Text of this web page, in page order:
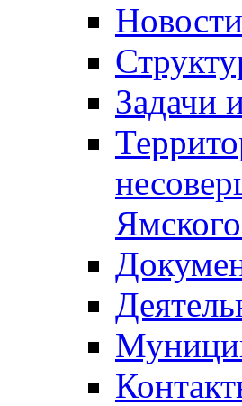
Новости
Задачи